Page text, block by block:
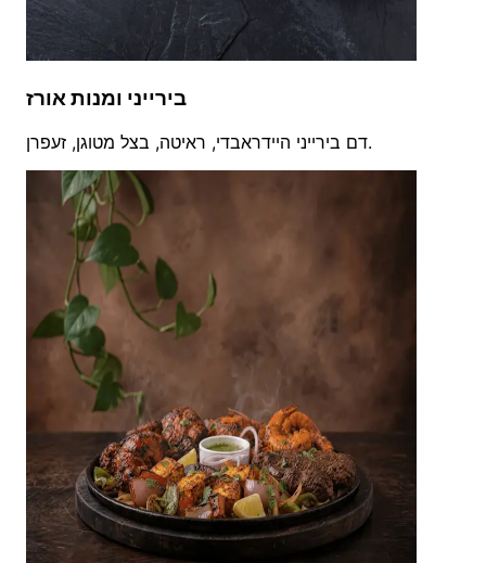
בירייני ומנות אורז
דם בירייני היידראבדי, ראיטה, בצל מטוגן, זעפרן.